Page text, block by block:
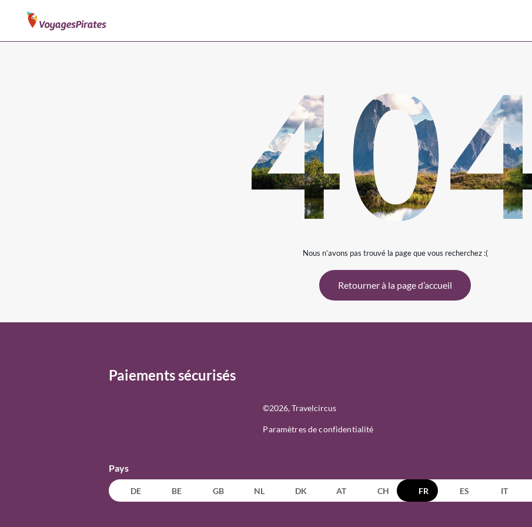
Nous n’avons pas trouvé la page que vous recherchez :(
Retourner à la page d’accueil
Paiements sécurisés
©2026, Travelcircus
Paramètres de confidentialité
Pays
DE BE GB NL DK AT CH FR ES IT